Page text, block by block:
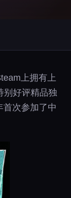
上拥有上
别好评精品独
次参加了中